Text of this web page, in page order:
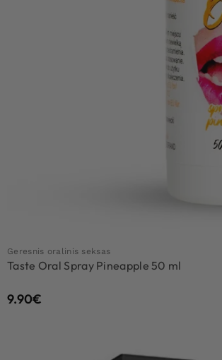
Geresnis oralinis seksas
Taste Oral Spray Pineapple 50 ml
9.90€